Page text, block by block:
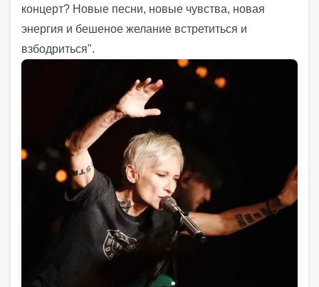
концерт? Новые песни, новые чувства, новая
энергия и бешеное желание встретиться и
взбодриться".